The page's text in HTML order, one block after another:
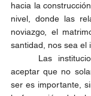
hacia la
nivel, donde las
noviazgo, el
santidad, nos sea el
aceptar que no
ser es importante,